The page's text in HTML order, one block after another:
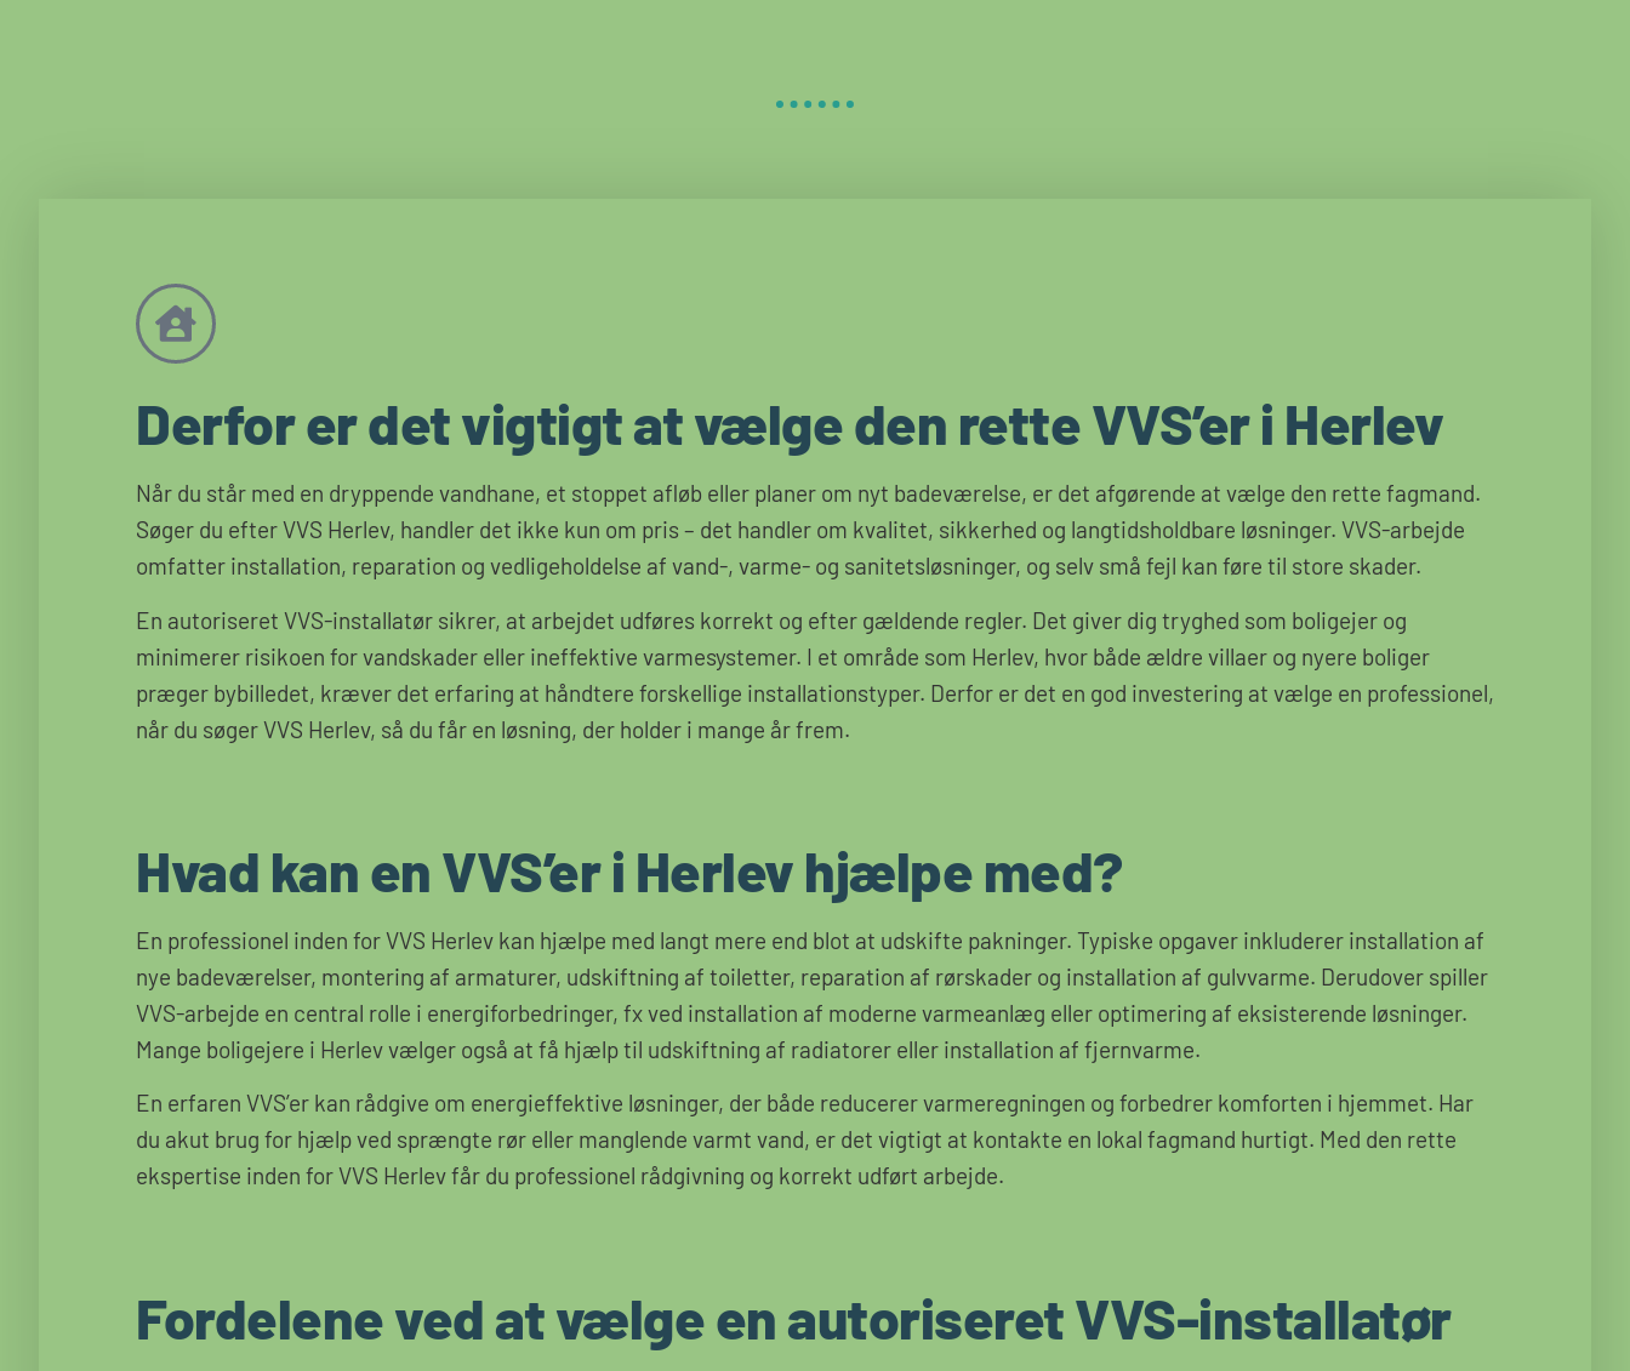
Derfor er det vigtigt at vælge den rette VVS’er i Herlev
Når du står med en dryppende vandhane, et stoppet afløb eller planer om nyt badeværelse, er det afgørende at vælge den rette fagmand.
Søger du efter VVS Herlev, handler det ikke kun om pris – det handler om kvalitet, sikkerhed og langtidsholdbare løsninger. VVS-arbejde
omfatter installation, reparation og vedligeholdelse af vand-, varme- og sanitetsløsninger, og selv små fejl kan føre til store skader.
En autoriseret VVS-installatør sikrer, at arbejdet udføres korrekt og efter gældende regler. Det giver dig tryghed som boligejer og
minimerer risikoen for vandskader eller ineffektive varmesystemer. I et område som Herlev, hvor både ældre villaer og nyere boliger
præger bybilledet, kræver det erfaring at håndtere forskellige installationstyper. Derfor er det en god investering at vælge en professionel,
når du søger VVS Herlev, så du får en løsning, der holder i mange år frem.
Hvad kan en VVS’er i Herlev hjælpe med?
En professionel inden for VVS Herlev kan hjælpe med langt mere end blot at udskifte pakninger. Typiske opgaver inkluderer installation af
nye badeværelser, montering af armaturer, udskiftning af toiletter, reparation af rørskader og installation af gulvvarme. Derudover spiller
VVS-arbejde en central rolle i energiforbedringer, fx ved installation af moderne varmeanlæg eller optimering af eksisterende løsninger.
Mange boligejere i Herlev vælger også at få hjælp til udskiftning af radiatorer eller installation af fjernvarme.
En erfaren VVS’er kan rådgive om energieffektive løsninger, der både reducerer varmeregningen og forbedrer komforten i hjemmet. Har
du akut brug for hjælp ved sprængte rør eller manglende varmt vand, er det vigtigt at kontakte en lokal fagmand hurtigt. Med den rette
ekspertise inden for VVS Herlev får du professionel rådgivning og korrekt udført arbejde.
Fordelene ved at vælge en autoriseret VVS-installatør